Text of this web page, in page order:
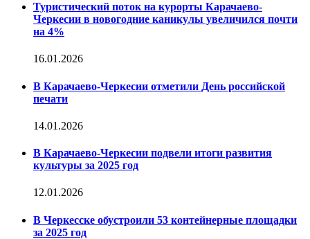
Туристический поток на курорты Карачаево-
Черкесии в новогодние каникулы увеличился почти
на 4%
16.01.2026
В Карачаево-Черкесии отметили День российской
печати
14.01.2026
В Карачаево-Черкесии подвели итоги развития
культуры за 2025 год
12.01.2026
В Черкесске обустроили 53 контейнерные площадки
за 2025 год